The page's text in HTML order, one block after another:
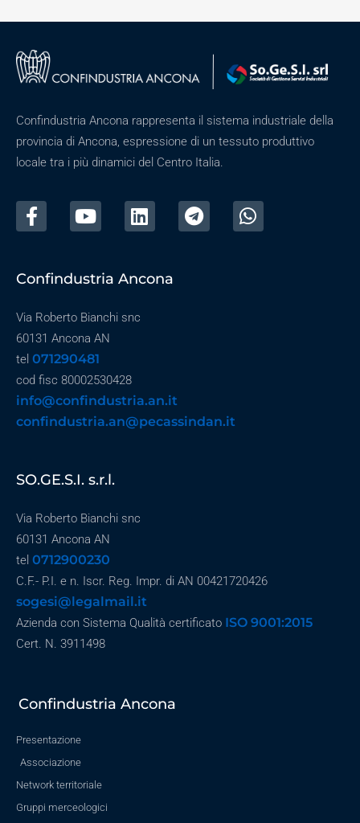
Confindustria Ancona rappresenta il sistema industriale della
provincia di Ancona, espressione di un tessuto produttivo
locale tra i più dinamici del Centro Italia.
Confindustria Ancona
Via Roberto Bianchi snc
60131 Ancona AN
tel 071290481
cod fisc 80002530428
info@confindustria.an.it
confindustria.an@pecassindan.it
SO.GE.S.I. s.r.l.
Via Roberto Bianchi snc
60131 Ancona AN
tel 0712900230
C.F.- P.I. e n. Iscr. Reg. Impr. di AN 00421720426
sogesi@legalmail.it
Azienda con Sistema Qualità certificato ISO 9001:2015
Cert. N. 3911498
Confindustria Ancona
Presentazione
Associazione
Network territoriale
Gruppi merceologici